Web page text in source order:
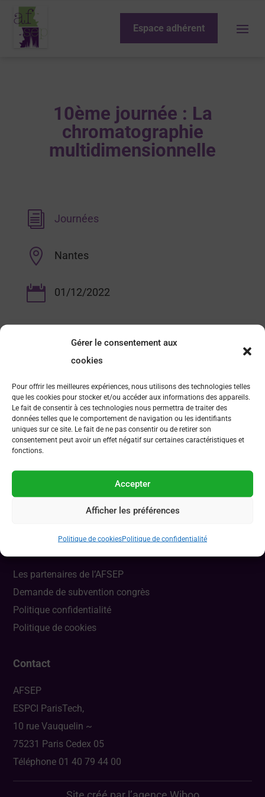
Gérer le consentement aux
cookies
Pour offrir les meilleures expériences, nous utilisons des technologies telles
que les cookies pour stocker et/ou accéder aux informations des appareils.
Le fait de consentir à ces technologies nous permettra de traiter des
données telles que le comportement de navigation ou les identifiants
uniques sur ce site. Le fait de ne pas consentir ou de retirer son
consentement peut avoir un effet négatif sur certaines caractéristiques et
fonctions.
Accepter
Afficher les préférences
Politique de cookiesPolitique de confidentialité
Espace adhérent
10ème journée : La
chromatographie
multidimensionnelle
i Journées
 Nantes
 01/12/2022
FAQ
Liens utiles
Les partenaires de l’AFSEP
Demande de subvention congrès
Politique confidentialité
Politique de cookies
Contact
AFSEP
ESPCI ParisTech,
10 rue Vauquelin ~
75231 Paris Cedex 05
Téléphone 01 40 79 44 00